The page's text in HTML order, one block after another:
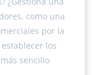
como una
por la
los
sencillo